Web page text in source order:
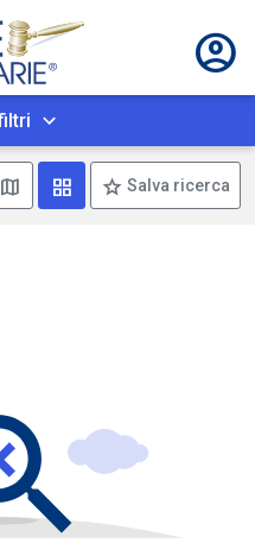
Mostra mappaMostra come box
Salva ricerca